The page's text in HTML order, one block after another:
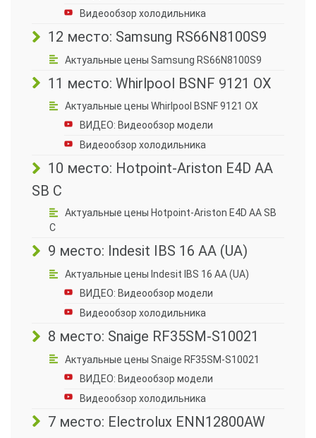
Видеообзор холодильника
12 место: Samsung RS66N8100S9
Актуальные цены Samsung RS66N8100S9
11 место: Whirlpool BSNF 9121 OX
Актуальные цены Whirlpool BSNF 9121 OX
ВИДЕО: Видеообзор модели
Видеообзор холодильника
10 место: Hotpoint-Ariston E4D AA
SB C
Актуальные цены Hotpoint-Ariston E4D AA SB
C
9 место: Indesit IBS 16 AA (UA)
Актуальные цены Indesit IBS 16 AA (UA)
ВИДЕО: Видеообзор модели
Видеообзор холодильника
8 место: Snaige RF35SM-S10021
Актуальные цены Snaige RF35SM-S10021
ВИДЕО: Видеообзор модели
Видеообзор холодильника
7 место: Electrolux ENN12800AW